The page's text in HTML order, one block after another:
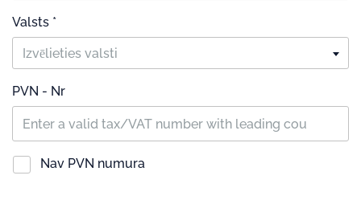
Valsts *
Izvēlieties valsti
PVN - Nr
Nav PVN numura